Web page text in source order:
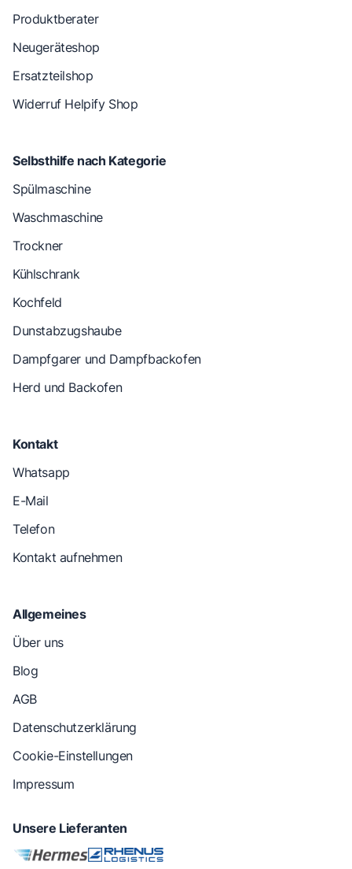
Produktberater
Neugeräteshop
Ersatzteilshop
Widerruf Helpify Shop
Selbsthilfe nach Kategorie
Spülmaschine
Waschmaschine
Trockner
Kühlschrank
Kochfeld
Dunstabzugshaube
Dampfgarer und Dampfbackofen
Herd und Backofen
Kontakt
Whatsapp
E-Mail
Telefon
Kontakt aufnehmen
Allgemeines
Über uns
Blog
AGB
Datenschutzerklärung
Cookie-Einstellungen
Impressum
Unsere Lieferanten